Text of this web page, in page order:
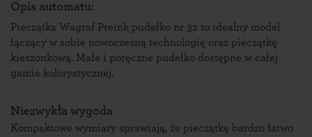
Opis automatu:
Pieczątka Wagraf Preink pudełko nr 32 to idealny model
łączący w sobie nowoczesną technologię oraz pieczątkę
kieszonkową. Małe i poręczne pudełko dostępne w całej
gamie kolorystycznej.
Niezwykła wygoda
Kompaktowe wymiary sprawiają, że pieczątkę bardzo łatwo